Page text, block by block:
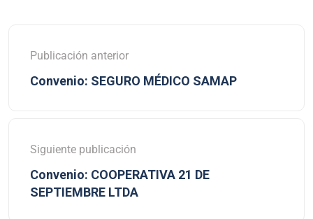
Publicación anterior
Convenio: SEGURO MÉDICO SAMAP
Siguiente publicación
Convenio: COOPERATIVA 21 DE
SEPTIEMBRE LTDA